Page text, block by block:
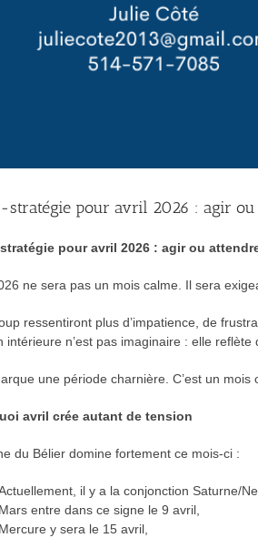
stratégie pour avril 2026 : agir ou
pour avril 2026 : agir ou
ne sera pas un mois calme. Il sera
ressentiront plus d’impatience, de
intérieure n’est pas imaginaire : elle
une période charnière. C’est un
avril crée autant de tension
du Bélier domine fortement ce mois-ci :
il y a la conjonction Saturne/
Mars entre dans ce signe le 9 avril,
Mercure y sera le 15 avril,